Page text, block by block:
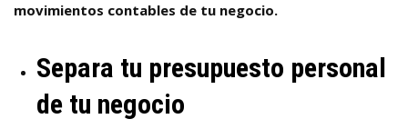
movimientos contables de tu negocio.
Separa tu presupuesto personal
de tu negocio